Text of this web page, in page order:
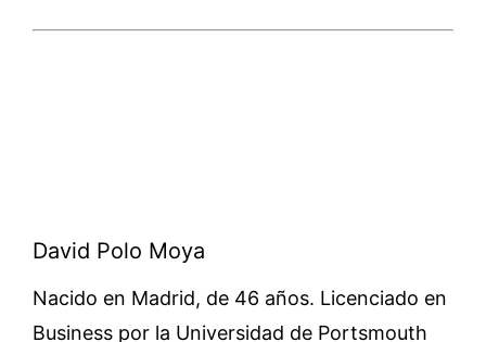
David Polo Moya
Nacido en Madrid, de 46 años. Licenciado en
Business por la Universidad de Portsmouth